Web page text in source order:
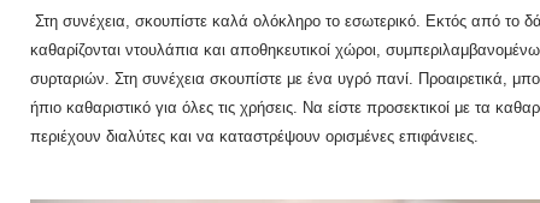
Στη συνέχεια, σκουπίστε καλά ολόκληρο το εσωτερικό. Εκτός από το
καθαρίζονται ντουλάπια και αποθηκευτικοί χώροι,
συρταριών. Στη συνέχεια σκουπίστε με ένα υγρό πανί. Προαιρετικά,
ήπιο καθαριστικό για όλες τις χρήσεις. Να είστε προσεκτικοί με τα
περιέχουν διαλύτες και να καταστρέψουν ορισμένες επιφάνειες.